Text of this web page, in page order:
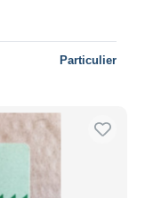
Particulier